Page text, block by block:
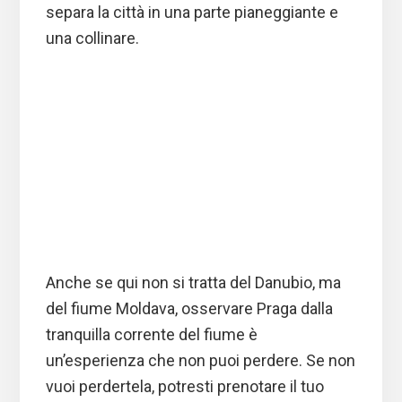
separa la città in una parte pianeggiante e
una collinare.
Anche se qui non si tratta del Danubio, ma
del fiume Moldava, osservare Praga dalla
tranquilla corrente del fiume è
un’esperienza che non puoi perdere. Se non
vuoi perdertela, potresti prenotare il tuo